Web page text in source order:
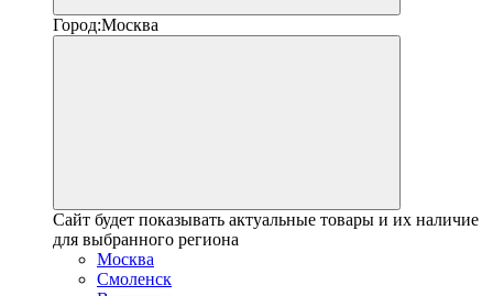
Город:Москва
Сайт будет показывать актуальные товары и их наличие
для выбранного региона
Москва
Смоленск